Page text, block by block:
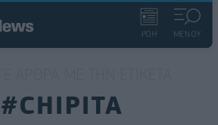
ΡΟΗ ΜΕΝΟΥ
#CHIPITA